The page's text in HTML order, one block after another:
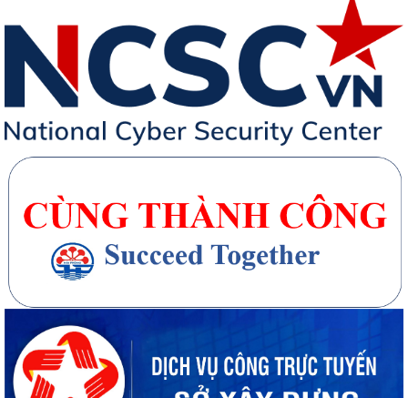
20 căn nhà ở thấp tầng tại Khu dân cư Hồng Phong đủ điều kiện đưa
vào kinh doanh - Văn bản số...